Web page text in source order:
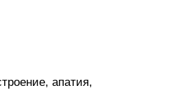
апатия,